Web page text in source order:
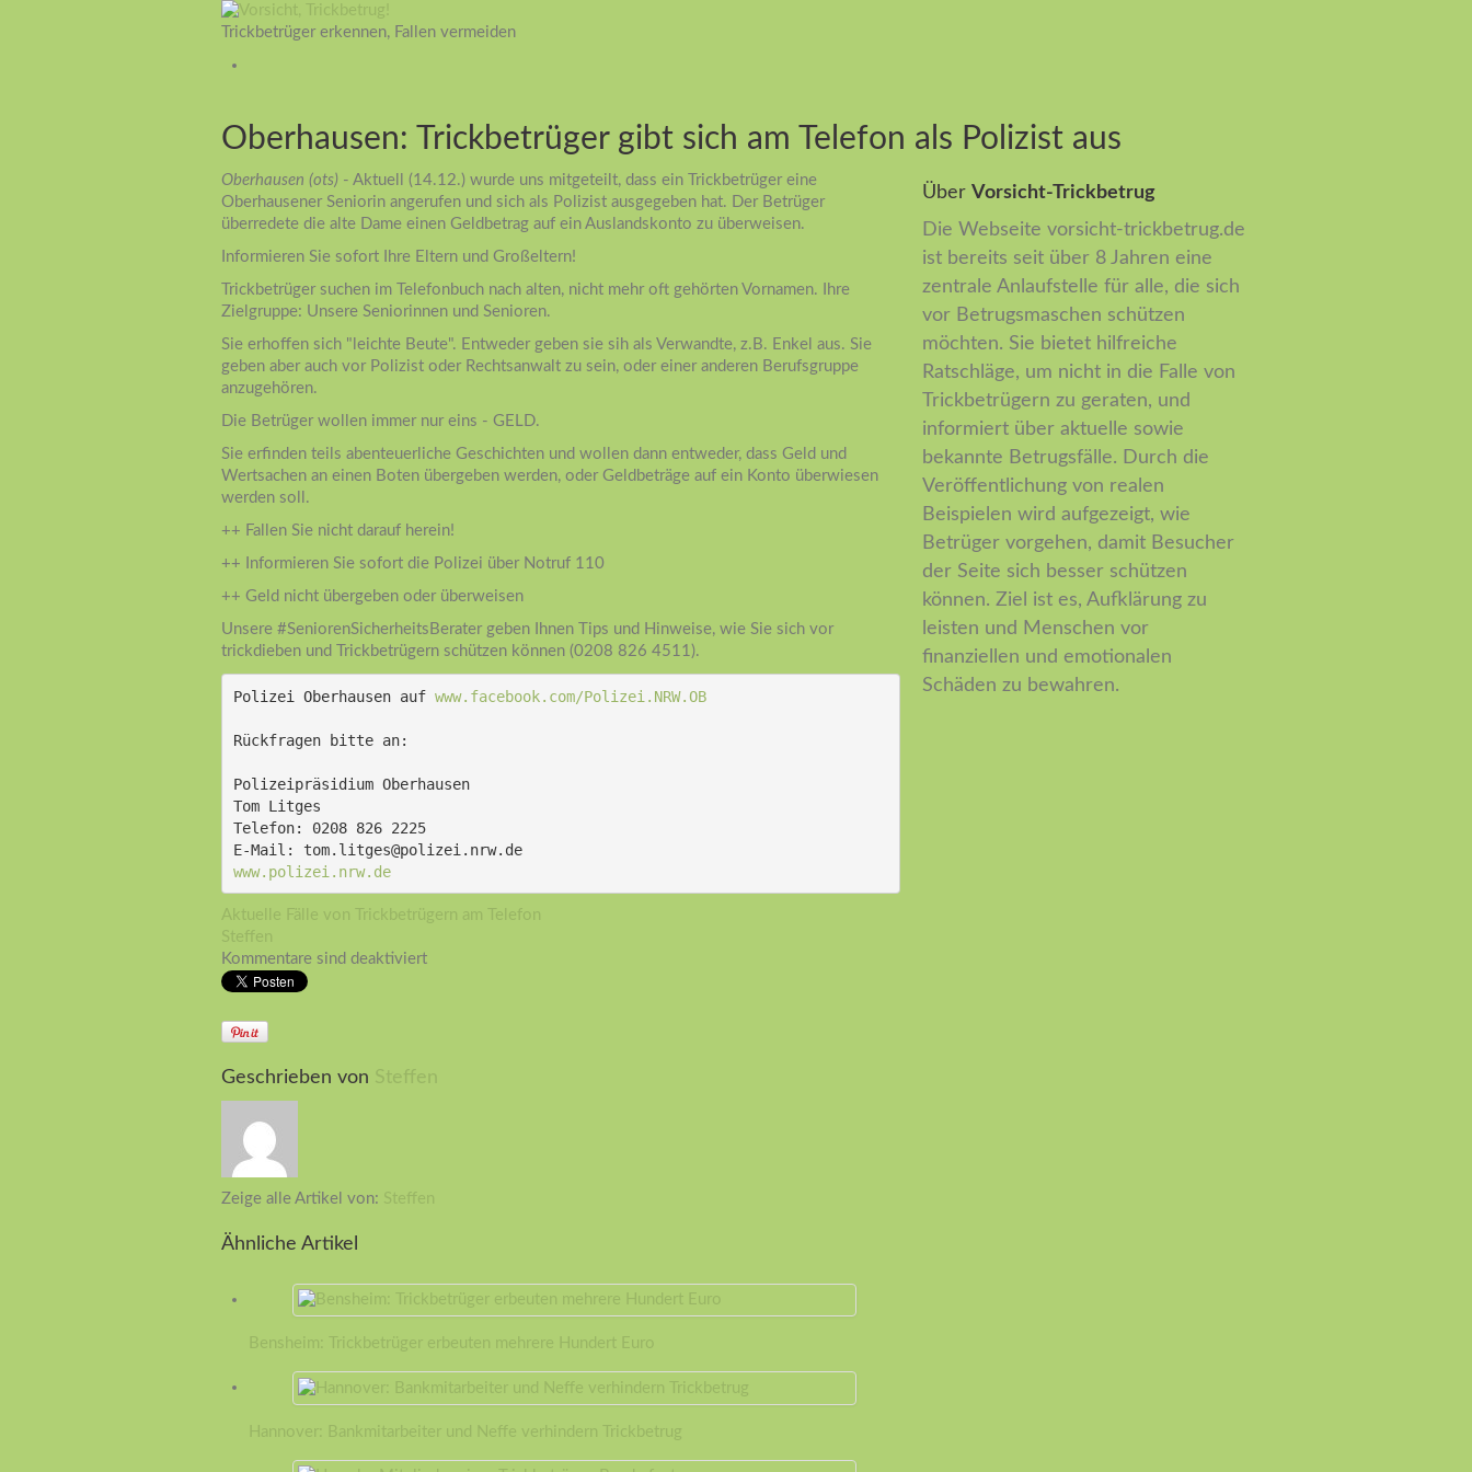
Trickbetrüger erkennen, Fallen vermeiden
Oberhausen: Trickbetrüger gibt sich am Telefon als Polizist aus
Oberhausen (ots) - Aktuell (14.12.) wurde uns mitgeteilt, dass ein Trickbetrüger eine
Oberhausener Seniorin angerufen und sich als Polizist ausgegeben hat. Der Betrüger
überredete die alte Dame einen Geldbetrag auf ein Auslandskonto zu überweisen.
Informieren Sie sofort Ihre Eltern und Großeltern!
Trickbetrüger suchen im Telefonbuch nach alten, nicht mehr oft gehörten Vornamen. Ihre
Zielgruppe: Unsere Seniorinnen und Senioren.
Sie erhoffen sich "leichte Beute". Entweder geben sie sih als Verwandte, z.B. Enkel aus. Sie
geben aber auch vor Polizist oder Rechtsanwalt zu sein, oder einer anderen Berufsgruppe
anzugehören.
Die Betrüger wollen immer nur eins - GELD.
Sie erfinden teils abenteuerliche Geschichten und wollen dann entweder, dass Geld und
Wertsachen an einen Boten übergeben werden, oder Geldbeträge auf ein Konto überwiesen
werden soll.
++ Fallen Sie nicht darauf herein!
++ Informieren Sie sofort die Polizei über Notruf 110
++ Geld nicht übergeben oder überweisen
Unsere #SeniorenSicherheitsBerater geben Ihnen Tips und Hinweise, wie Sie sich vor
trickdieben und Trickbetrügern schützen können (0208 826 4511).
Polizei Oberhausen auf www.facebook.com/Polizei.NRW.OB
Rückfragen bitte an:
Polizeipräsidium Oberhausen
Tom Litges
Telefon: 0208 826 2225
E-Mail: tom.litges@polizei.nrw.de
www.polizei.nrw.de
Aktuelle Fälle von Trickbetrügern am Telefon
Steffen
Kommentare sind deaktiviert
Geschrieben von Steffen
Zeige alle Artikel von: Steffen
Ähnliche Artikel
Bensheim: Trickbetrüger erbeuten mehrere Hundert Euro
Hannover: Bankmitarbeiter und Neffe verhindern Trickbetrug
Über Vorsicht-Trickbetrug
Die Webseite vorsicht-trickbetrug.de
ist bereits seit über 8 Jahren eine
zentrale Anlaufstelle für alle, die sich
vor Betrugsmaschen schützen
möchten. Sie bietet hilfreiche
Ratschläge, um nicht in die Falle von
Trickbetrügern zu geraten, und
informiert über aktuelle sowie
bekannte Betrugsfälle. Durch die
Veröffentlichung von realen
Beispielen wird aufgezeigt, wie
Betrüger vorgehen, damit Besucher
der Seite sich besser schützen
können. Ziel ist es, Aufklärung zu
leisten und Menschen vor
finanziellen und emotionalen
Schäden zu bewahren.